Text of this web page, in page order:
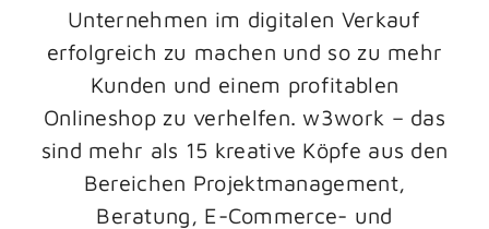
Unternehmen im digitalen Verkauf
erfolgreich zu machen und so zu mehr
Kunden und einem profitablen
Onlineshop zu verhelfen. w3work – das
sind mehr als 15 kreative Köpfe aus den
Bereichen Projektmanagement,
Beratung, E-Commerce- und